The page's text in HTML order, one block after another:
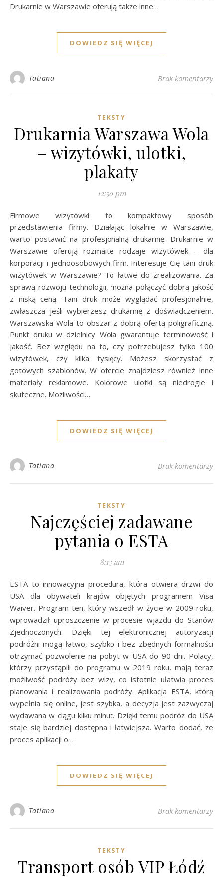
Drukarnie w Warszawie oferują także inne…
DOWIEDZ SIĘ WIĘCEJ
Tatiana Brak komentarzy
TEKSTY
Drukarnia Warszawa Wola
– wizytówki, ulotki,
plakaty
12:50 pm
Firmowe wizytówki to kompaktowy sposób
przedstawienia firmy. Działając lokalnie w Warszawie,
warto postawić na profesjonalną drukarnię. Drukarnie w
Warszawie oferują rozmaite rodzaje wizytówek – dla
korporacji i jednoosobowych firm. Interesuje Cię tani druk
wizytówek w Warszawie? To łatwe do zrealizowania. Za
sprawą rozwoju technologii, można połączyć dobrą jakość
z niską ceną. Tani druk może wyglądać profesjonalnie,
zwłaszcza jeśli wybierzesz drukarnię z doświadczeniem.
Warszawska Wola to obszar z dobrą ofertą poligraficzną.
Punkt druku w dzielnicy Wola gwarantuje terminowość i
jakość. Bez względu na to, czy potrzebujesz tylko 100
wizytówek, czy kilka tysięcy. Możesz skorzystać z
gotowych szablonów. W ofercie znajdziesz również inne
materiały reklamowe. Kolorowe ulotki są niedrogie i
skuteczne. Możliwości…
DOWIEDZ SIĘ WIĘCEJ
Tatiana Brak komentarzy
TEKSTY
Najczęściej zadawane
pytania o ESTA
8:13 am
ESTA to innowacyjna procedura, która otwiera drzwi do
USA dla obywateli krajów objętych programem Visa
Waiver. Program ten, który wszedł w życie w 2009 roku,
wprowadził uproszczenie w procesie wjazdu do Stanów
Zjednoczonych. Dzięki tej elektronicznej autoryzacji
podróżni mogą łatwo, szybko i bez zbędnych formalności
otrzymać pozwolenie na pobyt w USA do 90 dni. Polacy,
którzy przystąpili do programu w 2019 roku, mają teraz
możliwość podróży bez wizy, co istotnie ułatwia proces
planowania i realizowania podróży. Aplikacja ESTA, którą
wypełnia się online, jest szybka, a decyzja jest zazwyczaj
wydawana w ciągu kilku minut. Dzięki temu podróż do USA
staje się bardziej dostępna i łatwiejsza. Warto dodać, że
proces aplikacji o…
DOWIEDZ SIĘ WIĘCEJ
Tatiana Brak komentarzy
TEKSTY
Transport osób VIP Łódź